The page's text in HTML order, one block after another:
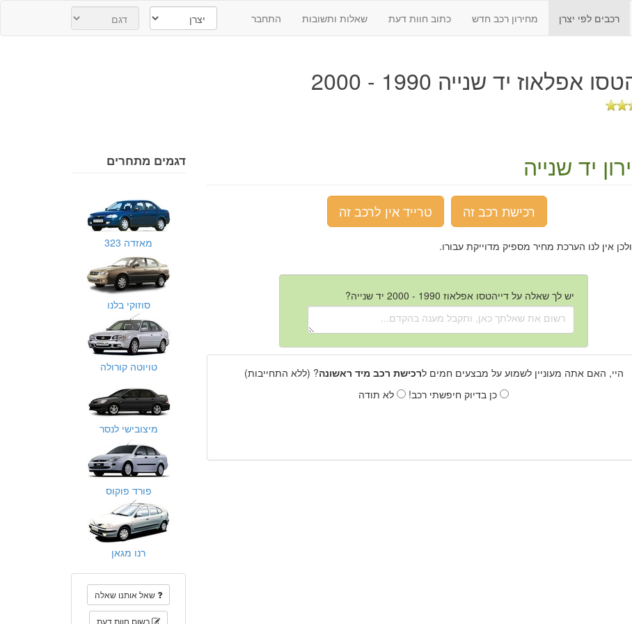
רכבים לפי יצרן מחירון רכב חדש כתוב חוות דעת שאלות ותשובות התחבר
אפלאוז יד שנייה 1990 - 2000
יד שנייה
רכישת רכב זה טרייד אין לרכב זה
אין לנו הערכת מחיר מספיק מדוייקת עבורו.
יש לך שאלה על דייהטסו אפלאוז 1990 - 2000 יד שנייה?
היי, האם אתה מעוניין לשמוע על מבצעים חמים לרכישת רכב מיד ראשונה? (ללא התחייבות)
כן בדיוק חיפשתי רכב!
לא תודה
דגמים מתחרים
מאזדה 323
סוזוקי בלנו
טויוטה קורולה
מיצובישי לנסר
פורד פוקוס
רנו מגאן
שאל אותנו שאלה
רשום חוות דעת